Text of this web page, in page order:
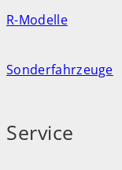
R-Modelle
Sonderfahrzeuge
Service